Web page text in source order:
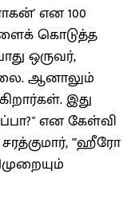
என 100
கொடுத்த
ஒருவர்,
ஆனாலும்
இது
என கேள்வி
சரத்குமார், "'ஹீரோ